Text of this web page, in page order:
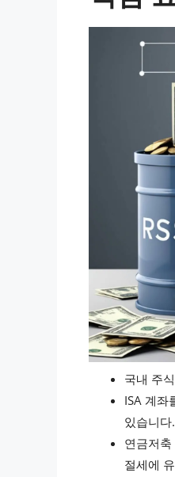
국내 주
ISA 계좌
있습니다.
연금저
절세에